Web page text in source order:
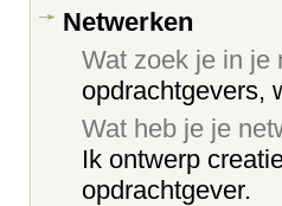
Netwerken
Wat zoek je in je
opdrachtgevers,
Wat heb je je
Ik ontwerp
opdrachtgever.